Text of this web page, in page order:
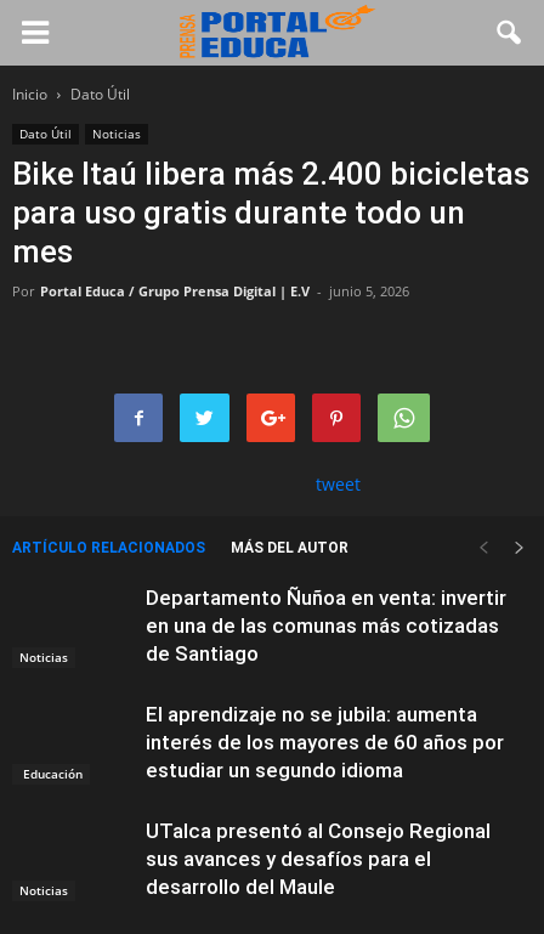
Inicio Dato Útil
Dato Útil Noticias
Bike Itaú libera más 2.400 bicicletas
para uso gratis durante todo un
mes
Por Portal Educa / Grupo Prensa Digital | E.V - junio 5, 2026
tweet
ARTÍCULO RELACIONADOS MÁS DEL AUTOR
Noticias
Departamento Ñuñoa en venta: invertir
en una de las comunas más cotizadas
de Santiago
Educación
El aprendizaje no se jubila: aumenta
interés de los mayores de 60 años por
estudiar un segundo idioma
Noticias
UTalca presentó al Consejo Regional
sus avances y desafíos para el
desarrollo del Maule